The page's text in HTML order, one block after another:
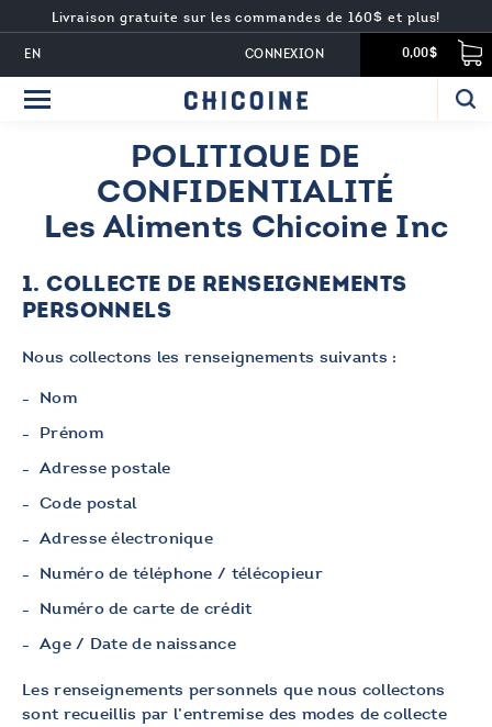
EN
Livraison gratuite sur les commandes de 160$ et plus!
0,00$
CONNEXION
POLITIQUE DE
CONFIDENTIALITÉ
Les Aliments Chicoine Inc
1. COLLECTE DE RENSEIGNEMENTS
PERSONNELS
Nous collectons les renseignements suivants :
Nom
Prénom
Adresse postale
Code postal
Adresse électronique
Numéro de téléphone / télécopieur
Numéro de carte de crédit
Age / Date de naissance
Les renseignements personnels que nous collectons
sont recueillis par l’entremise des modes de collecte